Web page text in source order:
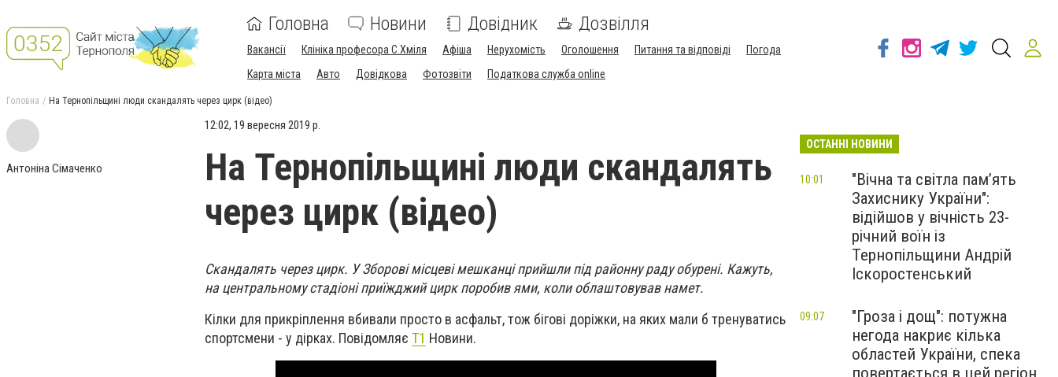
Головна Новини Довідник Дозвілля
Вакансії Клініка професора С.Хміля Афіша Нерухомість Оголошення Питання та відповіді
Погода
Карта міста
Авто Довідкова Фотозвіти Податкова служба online
Головна На Тернопільщині люди скандалять через цирк (відео)
Антоніна Сімаченко
12:02, 19 вересня 2019 р.
На Тернопільщині люди скандалять
через цирк (відео)
Скандалять через цирк. У Зборові місцеві мешканці прийшли під районну раду обурені. Кажуть,
на центральному стадіоні приїжджий цирк поробив ями, коли облаштовував намет.
Кілки для прикріплення вбивали просто в асфальт, тож бігові доріжки, на яких мали б тренуватись
спортсмени - у дірках. Повідомляє Т1 Новини.
ОСТАННІ НОВИНИ
"Вічна та світла пам’ять
Захиснику України":
відійшов у вічність 23-
річний воїн із
Тернопільщини Андрій
Іскоростенський
10:01
"Гроза і дощ": потужна
негода накриє кілька
областей України, спека
повертається в цей регіон
09:07